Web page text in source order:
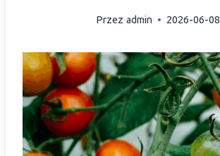
Przez admin 2026-06-08